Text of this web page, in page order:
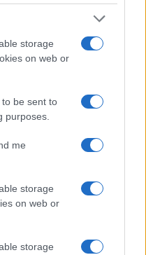
storage
on web or
be sent to
purposes.
me
storage
on web or
storage